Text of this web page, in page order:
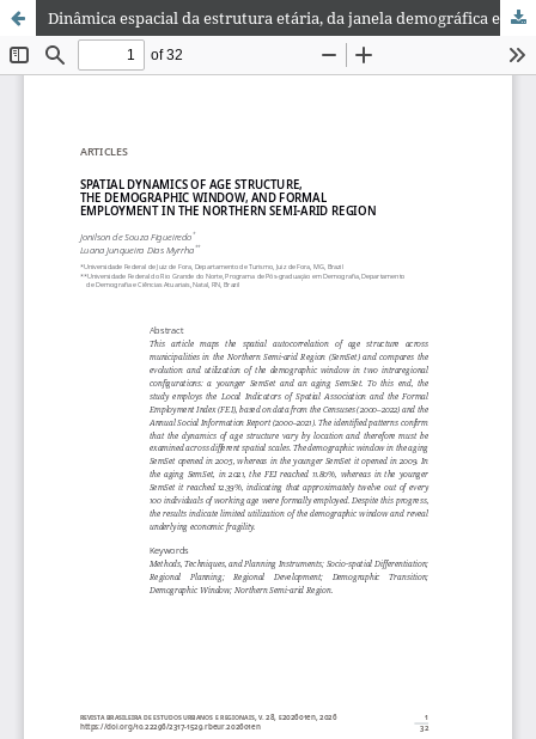
Dinâmica espacial da estrutura etária, da janela demográfica e do emprego formal no Semiárido Setentrional